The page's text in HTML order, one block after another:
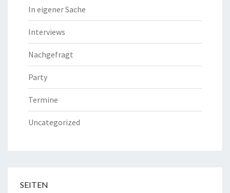
In eigener Sache
Interviews
Nachgefragt
Party
Termine
Uncategorized
SEITEN